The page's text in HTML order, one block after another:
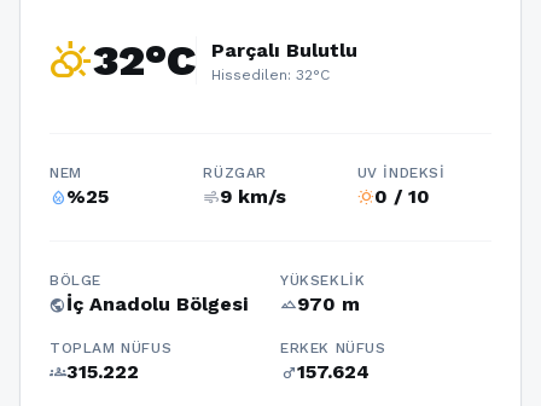
partly_cloudy_day32°C Parçalı Bulutlu
Hissedilen: 32°C
NEM
humidity_percentage%25
RÜZGAR
air9 km/s
UV İNDEKSI
wb_sunny0 / 10
BÖLGE
publicİç Anadolu Bölgesi
YÜKSEKLIK
terrain970 m
TOPLAM NÜFUS
groups315.222
ERKEK NÜFUS
male157.624